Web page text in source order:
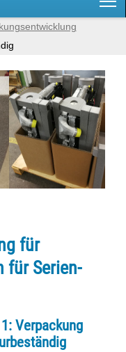
für
für Serien-
Verpackung